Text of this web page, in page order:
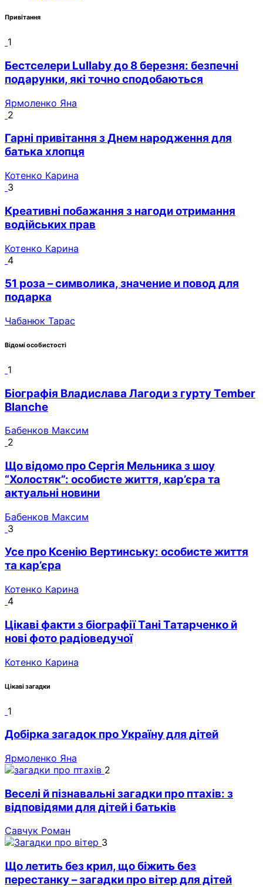
Привітання
1
Бестселери Lullaby до 8 березня: безпечні
подарунки, які точно сподобаються
Ярмоленко Яна
2
Гарні привітання з Днем народження для
батька хлопця
Котенко Карина
3
Креативні побажання з нагоди отримання
водійських прав
Котенко Карина
4
51 роза – символика, значение и повод для
подарка
Чабанюк Тарас
Відомі особистості
1
Біографія Владислава Лагоди з гурту Tember
Blanche
Бабенков Максим
2
Що відомо про Сергія Мельника з шоу
“Холостяк”: особисте життя, кар’єра та
актуальні новини
Бабенков Максим
3
Усе про Ксенію Вертинську: особисте життя
та кар’єра
Котенко Карина
4
Цікаві факти з біографії Тані Татарченко й
нові фото радіоведучої
Котенко Карина
Цікаві загадки
1
Добірка загадок про Україну для дітей
Ярмоленко Яна
2
Веселі й пізнавальні загадки про птахів: з
відповідями для дітей і батьків
Савчук Роман
3
Що летить без крил, що біжить без
перестанку – загадки про вітер для дітей